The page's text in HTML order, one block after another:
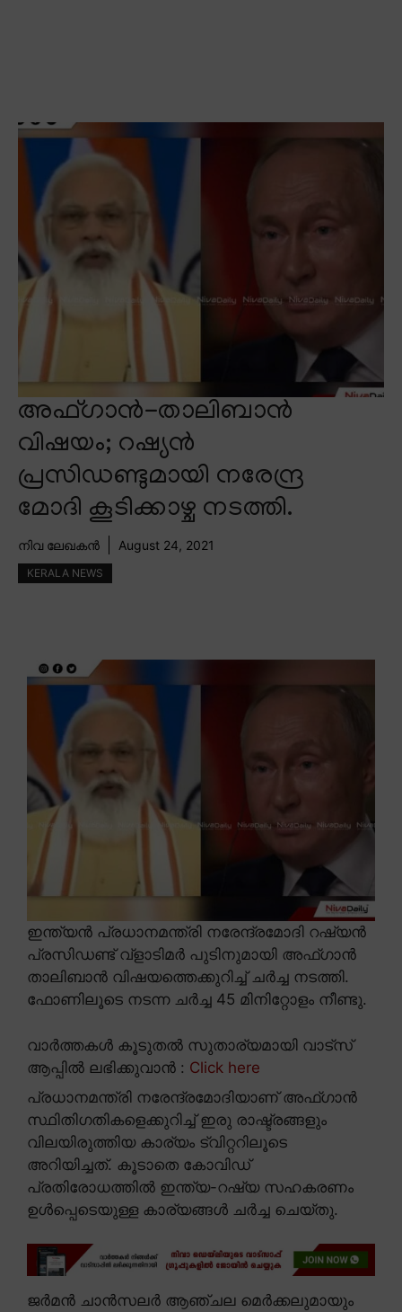
അഫ്ഗാൻ-താലിബാൻ
വിഷയം; റഷ്യൻ
പ്രസിഡണ്ടുമായി നരേന്ദ്ര
മോദി കൂടിക്കാഴ്ച നടത്തി.
നിവ ലേഖകൻ August 24, 2021
KERALA NEWS
ഇന്ത്യൻ പ്രധാനമന്ത്രി നരേന്ദ്രമോദി റഷ്യൻ
പ്രസിഡണ്ട് വ്ളാടിമർ പുടിനുമായി അഫ്ഗാൻ
താലിബാൻ വിഷയത്തെക്കുറിച്ച് ചർച്ച നടത്തി.
ഫോണിലൂടെ നടന്ന ചർച്ച 45 മിനിറ്റോളം നീണ്ടു.
വാർത്തകൾ കൂടുതൽ സുതാര്യമായി വാട്സ്
ആപ്പിൽ ലഭിക്കുവാൻ : Click here
പ്രധാനമന്ത്രി നരേന്ദ്രമോദിയാണ് അഫ്ഗാൻ
സ്ഥിതിഗതികളെക്കുറിച്ച് ഇരു രാഷ്ട്രങ്ങളും
വിലയിരുത്തിയ കാര്യം ട്വിറ്ററിലൂടെ
അറിയിച്ചത്. കൂടാതെ കോവിഡ്
പ്രതിരോധത്തിൽ ഇന്ത്യ-റഷ്യ സഹകരണം
ഉൾപ്പെടെയുള്ള കാര്യങ്ങൾ ചർച്ച ചെയ്തു.
ജർമൻ ചാൻസലർ ആഞ്ചല മെർക്കലുമായും